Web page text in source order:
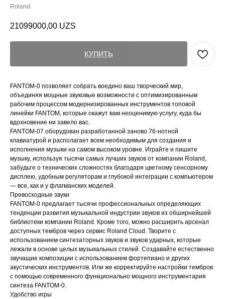
Roland
21099000,00 UZS
КУПИТЬ
FANTOM-0 позволяет собрать воедино ваш творческий мир,
объединяя мощные звуковые возможности с оптимизированным
рабочим процессом модернизированных инструментов топовой
линейки FANTOM, которые окажут вам неоценимую услугу, куда бы
вдохновение ни завело вас.
FANTOM-07 оборудован разработанной заново 76-нотной
клавиатурой и располагает всем необходимым для создания и
исполнения музыки на самом высоком уровне. Играйте и пишите
музыку, используя тысячи самых лучших звуков от компании Roland,
забудьте о технических сложностях благодаря цветному сенсорному
дисплею, удобным регуляторам и глубокой интеграции с компьютером
― все, как и у флагманских моделей.
Превосходные звуки
FANTOM-0 предлагает тысячи профессиональных определяющих
тенденции развития музыкальной индустрии звуков из обширнейшей
библиотеки компании Roland. Кроме того, можно расширить арсенал
доступных тембров через сервис Roland Cloud. Творите с
использованием синтезаторных звуков и звуков ударных, которые
лежали в основе целых музыкальных стилей. Создавайте естественно
звучащие композиции с использованием фортепиано и других
акустических инструментов. Или же корректируйте настройки тембров
с помощью современного функционально мощного инструментария
синтеза FANTOM-0.
Удобство игры